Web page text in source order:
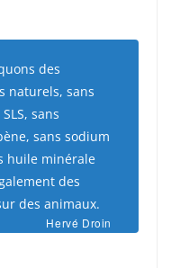
des
naturels, sans
sans
sans sodium
huile minérale
des
des animaux.
Hervé Droin